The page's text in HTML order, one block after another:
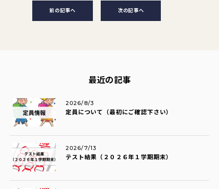
前の記事へ 次の記事へ
最近の記事
定員について（最初にご確認下さい）
2026/8/3
テスト結果（２０２６年１学期期末）
2026/7/13